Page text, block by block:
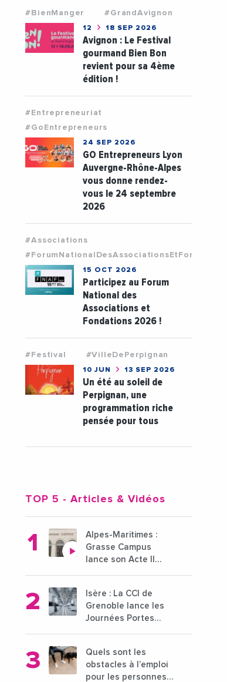
#BienManger #GrandAvignon
12 18 SEP 2026
Avignon : Le Festival
gourmand Bien Bon
revient pour sa 4ème
édition !
#Entrepreneuriat
#GoEntrepreneurs
24 SEP 2026
GO Entrepreneurs Lyon
Auvergne-Rhône-Alpes
vous donne rendez-
vous le 24 septembre
2026
#Associations
15 OCT 2026
Participez au Forum
National des
Associations et
Fondations 2026 !
#Festival #VilleDePerpignan
10 JUN 13 SEP 2026
Un été au soleil de
Perpignan, une
programmation riche
pensée pour tous
TOP 5 - Articles & Vidéos
Alpes-Maritimes :
Grasse Campus
lance son Acte II
pour l'enseignement
supérieur
Isère : La CCI de
Grenoble lance les
Journées Portes
21 octobre 2024
Quels sont les
obstacles à l’emploi
pour les personnes